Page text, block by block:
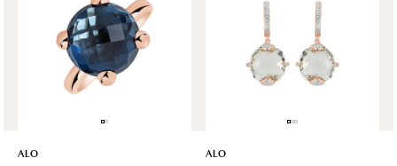
ALO diamonds, Westfield, Praha 4 - Chodov
Roztylská 2321/19, 148 00 Praha 4 - Chodov
tel.: +420 773 585 559, +420 730 802 800
dnes otevřeno od 09:00
ALO diamonds Hilton, Košice
ALO
ALO